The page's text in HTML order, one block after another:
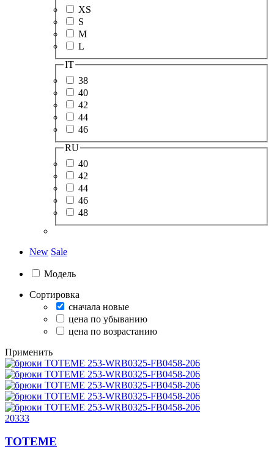
XS
S
M
L
IT
38
40
42
44
46
RU
40
42
44
46
48
New Sale
Модель
Сортировка
сначала новые
цена по убыванию
цена по возрастанию
Применить
20333
TOTEME